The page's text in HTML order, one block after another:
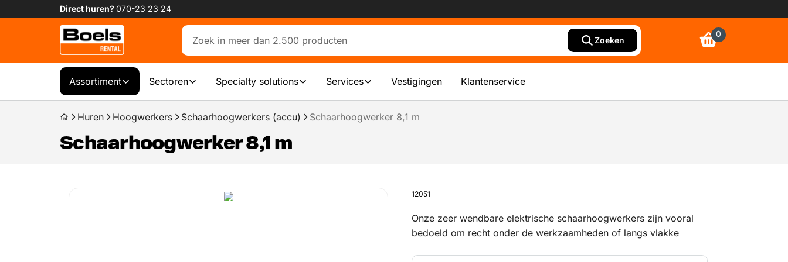
Direct huren?070-23 23 24
Zoeken
0
Assortiment Sectoren Specialty solutions Services Vestigingen Klantenservice
Huren Hoogwerkers Schaarhoogwerkers (accu) Schaarhoogwerker 8,1 m
Schaarhoogwerker 8,1 m
12051
Onze zeer wendbare elektrische schaarhoogwerkers zijn vooral
bedoeld om recht onder de werkzaamheden of langs vlakke